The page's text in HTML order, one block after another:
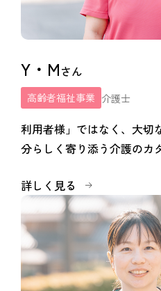
Y・Mさん
高齢者福祉事業 介護士
利用者様」ではなく、大切
分らしく寄り添う介護のカ
詳しく見る